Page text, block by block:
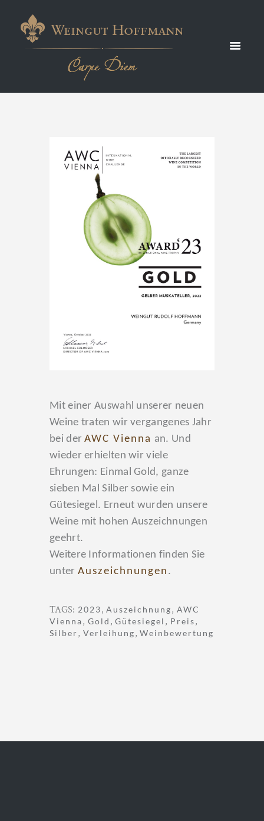
Vienna
2023
Mit einer Auswahl unserer neuen
Weine traten wir vergangenes Jahr
bei derAWC Vienna an. Und
wieder erhielten wir viele
Ehrungen: Einmal Gold, ganze
sieben Mal Silber sowie ein
Gütesiegel. Erneut wurden unsere
Weine mit hohen Auszeichnungen
geehrt.
Weitere Informationen finden Sie
unter Auszeichnungen .
TAGS: 2023,Auszeichnung,AWC
Vienna, Gold ,Gütesiegel , Preis,
Silber, Verleihung,Weinbewertung